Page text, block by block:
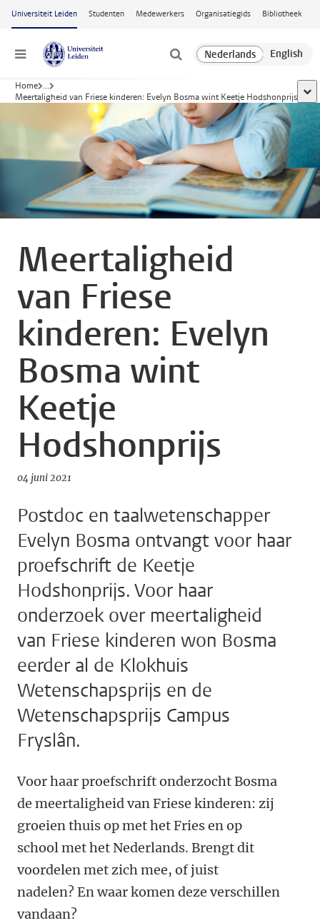
Ga naar hoofdinhoud
Universiteit Leiden Studenten Medewerkers Organisatiegids Bibliotheek
Menu
Home ...
Meertaligheid van Friese kinderen: Evelyn Bosma wint Keetje Hodshonprijs
Meertaligheid
van Friese
kinderen: Evelyn
Bosma wint
Keetje
Hodshonprijs
04 juni 2021
Postdoc en taalwetenschapper
Evelyn Bosma ontvangt voor haar
proefschrift de Keetje
Hodshonprijs. Voor haar
onderzoek over meertaligheid
van Friese kinderen won Bosma
eerder al de Klokhuis
Wetenschapsprijs en de
Wetenschapsprijs Campus
Fryslân.
Voor haar proefschrift onderzocht Bosma
de meertaligheid van Friese kinderen: zij
groeien thuis op met het Fries en op
school met het Nederlands. Brengt dit
voordelen met zich mee, of juist
nadelen? En waar komen deze verschillen
vandaan?